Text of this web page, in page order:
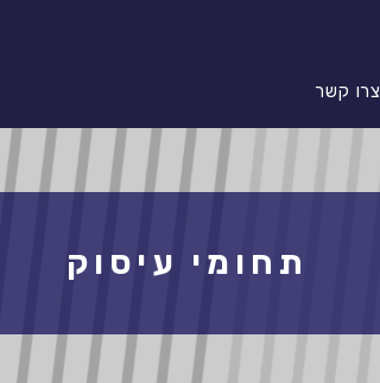
צרו קשר
תחומי עיסוק